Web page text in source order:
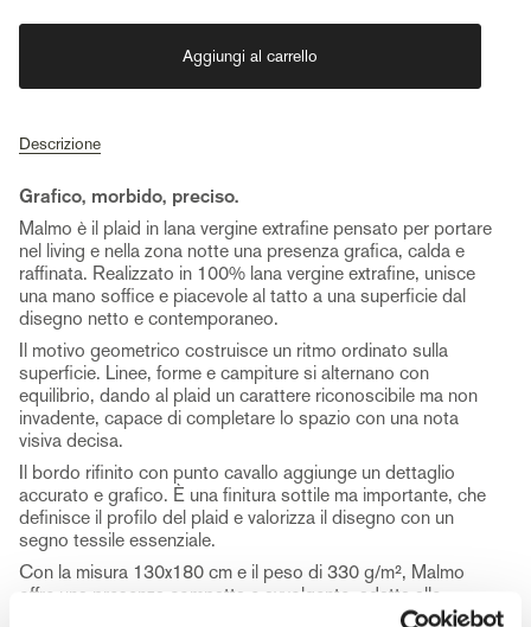
Aggiungi al carrello
Descrizione
Grafico, morbido, preciso.
Malmo è il plaid in lana vergine extrafine pensato per portare
nel living e nella zona notte una presenza grafica, calda e
raffinata. Realizzato in 100% lana vergine extrafine, unisce
una mano soffice e piacevole al tatto a una superficie dal
disegno netto e contemporaneo.
Il motivo geometrico costruisce un ritmo ordinato sulla
superficie. Linee, forme e campiture si alternano con
equilibrio, dando al plaid un carattere riconoscibile ma non
invadente, capace di completare lo spazio con una nota
visiva decisa.
Il bordo rifinito con punto cavallo aggiunge un dettaglio
accurato e grafico. È una finitura sottile ma importante, che
definisce il profilo del plaid e valorizza il disegno con un
segno tessile essenziale.
Con la misura 130x180 cm e il peso di 330 g/m², Malmo
offre una presenza compatta e avvolgente, adatta alle
stagioni più fresche e ai momenti di relax. Può essere